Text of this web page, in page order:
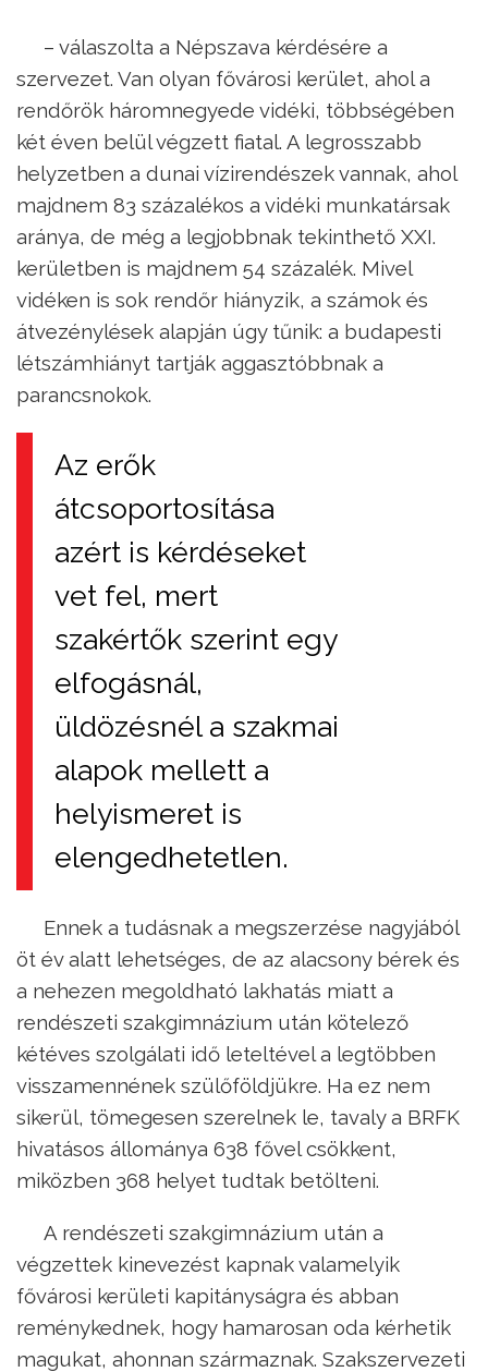
– válaszolta a Népszava kérdésére a
szervezet. Van olyan fővárosi kerület, ahol a
rendőrök háromnegyede vidéki, többségében
két éven belül végzett fiatal. A legrosszabb
helyzetben a dunai vízirendészek vannak, ahol
majdnem 83 százalékos a vidéki munkatársak
aránya, de még a legjobbnak tekinthető XXI.
kerületben is majdnem 54 százalék. Mivel
vidéken is sok rendőr hiányzik, a számok és
átvezénylések alapján úgy tűnik: a budapesti
létszámhiányt tartják aggasztóbbnak a
parancsnokok.
Az erők
átcsoportosítása
azért is kérdéseket
vet fel, mert
szakértők szerint egy
elfogásnál,
üldözésnél a szakmai
alapok mellett a
helyismeret is
elengedhetetlen.
Ennek a tudásnak a megszerzése nagyjából
öt év alatt lehetséges, de az alacsony bérek és
a nehezen megoldható lakhatás miatt a
rendészeti szakgimnázium után kötelező
kétéves szolgálati idő leteltével a legtöbben
visszamennének szülőföldjükre. Ha ez nem
sikerül, tömegesen szerelnek le, tavaly a BRFK
hivatásos állománya 638 fővel csökkent,
miközben 368 helyet tudtak betölteni.
A rendészeti szakgimnázium után a
végzettek kinevezést kapnak valamelyik
fővárosi kerületi kapitányságra és abban
reménykednek, hogy hamarosan oda kérhetik
magukat, ahonnan származnak. Szakszervezeti